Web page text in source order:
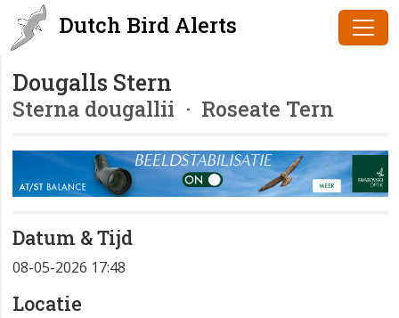
Dutch Bird Alerts
Dougalls Stern
Sterna dougallii · Roseate Tern
Datum & Tijd
08-05-2026 17:48
Locatie